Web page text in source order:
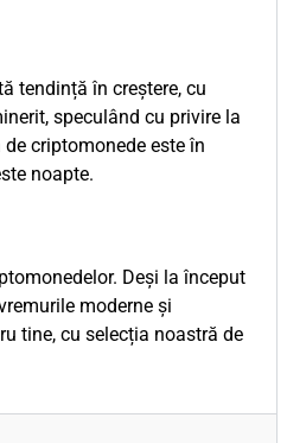
tendință în creștere, cu
speculând cu privire la
criptomonede este în
noapte.
Deși la început
moderne și
tine, cu selecția noastră de